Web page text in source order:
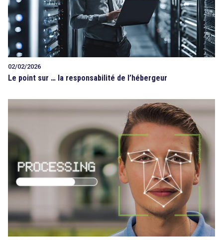
02/02/2026
Le point sur … la responsabilité de l’hébergeur